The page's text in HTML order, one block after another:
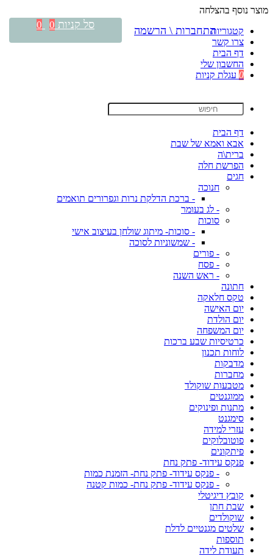
מוצר נוסף בהצלחה
קטגוריות
צרו קשר
דף הבית
החשבון שלי
0 עגלת קניות
דף הבית
אבא ואמא של שבת
ברית\ה
הפרשת חלה
חגים
חנוכה
- ברכת הדלקת נרות וגפרורים תואמים
- לג בעומר
סוכות
- סוכות- מיתוג שולחן בעיצוב אישי
- שמשוניות לסוכה
- פורים
- פסח
- ראש השנה
חתונה
טקס חלאקה
יום האישה
יום הולדת
יום המשפחה
כרטיסיות שבע ברכות
לוחות תכנון
מדבקות
מחברות
מטבעות שוקולד
ממוגנטים
מתנות ופינוקים
סימגנט
עזרי למידה
פוטובלוקים
פיתקונים
פנקס עידוד- פתק נחת
- פנקס עידוד- פתק נחת- הזמנת כמות
- פנקס עידוד- פתק נחת- כמות קטנה
קובץ דיגיטלי
שבת חתן
שוקולדים
שלטים מגנטיים לדלת
תוספות
תעודת לידה
התחברות \ הרשמה סל קניות 0
0